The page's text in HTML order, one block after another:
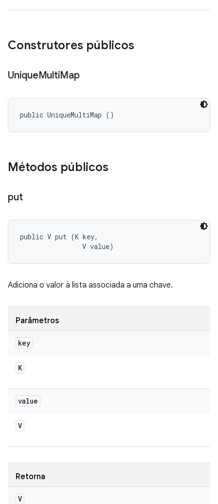
Construtores públicos
UniqueMultiMap
public UniqueMultiMap ()
Métodos públicos
put
public V put (K key,
                V value)
Adiciona o valor à lista associada a uma chave.
Parâmetros
key
K
value
V
Retorna
V